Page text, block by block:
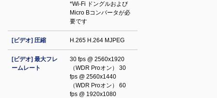
*Wi-Fi ドングルおよび
Micro Bコンバータが必
要です
[ビデオ] 圧縮 H.265 H.264 MJPEG
[ビデオ] 最大フレ
ームレート
30 fps @ 2560x1920
（WDR Proオン） 30
fps @ 2560x1440
（WDR Proオン） 60
fps @ 1920x1080